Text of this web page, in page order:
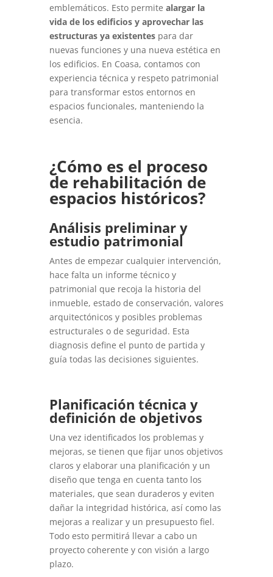
emblemáticos. Esto permite alargar la
vida de los edificios y aprovechar las
estructuras ya existentespara dar
nuevas funciones y una nueva estética en
los edificios. En Coasa, contamos con
experiencia técnica y respeto patrimonial
para transformar estos entornos en
espacios funcionales, manteniendo la
esencia.
¿Cómo es el proceso
de rehabilitación de
espacios históricos?
Análisis preliminar y
estudio patrimonial
Antes de empezar cualquier intervención,
hace falta un informe técnico y
patrimonial que recoja la historia del
inmueble, estado de conservación, valores
arquitectónicos y posibles problemas
estructurales o de seguridad. Esta
diagnosis define el punto de partida y
guía todas las decisiones siguientes.
Planificación técnica y
definición de objetivos
Una vez identificados los problemas y
mejoras, se tienen que fijar unos objetivos
claros y elaborar una planificación y un
diseño que tenga en cuenta tanto los
materiales, que sean duraderos y eviten
dañar la integridad histórica, así como las
mejoras a realizar y un presupuesto fiel.
Todo esto permitirá llevar a cabo un
proyecto coherente y con visión a largo
plazo.